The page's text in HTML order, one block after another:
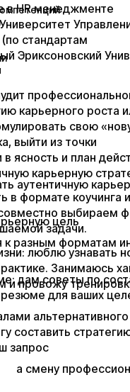
в HR менеджменте
(по стандартам
Эриксоновский
карьерного роста
свою
выйти из точки
ясность и план
карьерную
в формате коучинга
выбираем
задачи.​
люблю узнавать
Занимаюсь
и провожу
аутентичную
цель
к разным форматам
дам советы по
для ваших
альтернативного
составить
запрос
на смену